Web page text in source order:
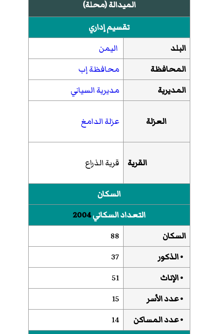
الميدالة (محلة)
تقسيم إداري
البلد
اليمن
المحافظة
محافظة إب
المديرية
مديرية السياني
العزلة عزلة الدامغ
القرية قرية الذراع
السكان
التعداد السكاني2004
السكان
88
• الذكور
37
• الإناث
51
• عدد الأسر
15
• عدد المساكن
14